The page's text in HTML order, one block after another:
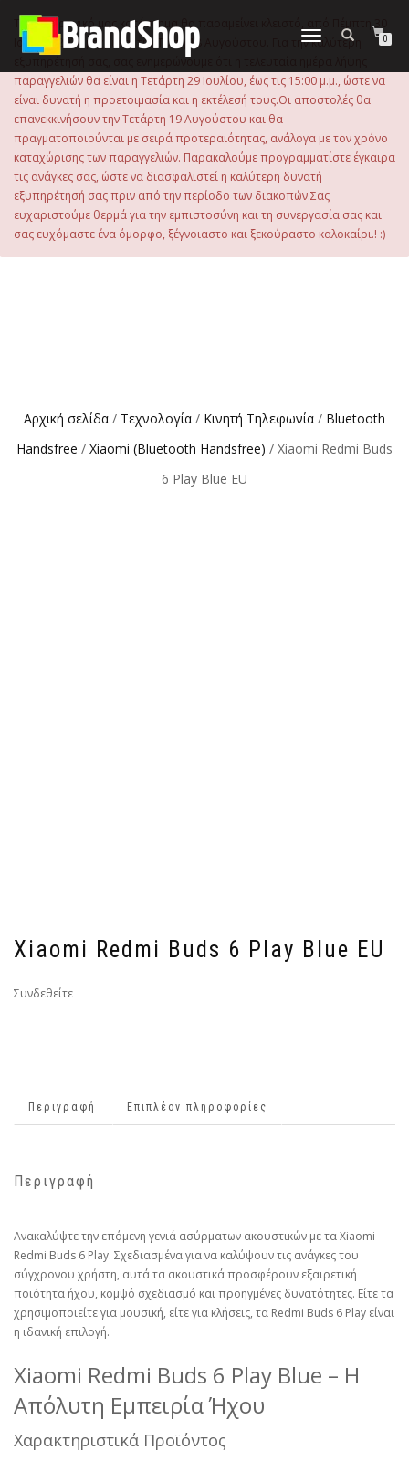
περιεχόμενο
Εναλλαγή
0
Το ηλεκτρονικό μας κατάστημα θα παραμείνει κλειστό, από Πέμπτη 30
Ιουλίου 2026 μέχρι και την Τρίτη 18 Αυγούστου. Για την καλύτερη
εξυπηρέτησή σας, σας ενημερώνουμε ότι η τελευταία ημέρα λήψης
παραγγελιών θα είναι η Τετάρτη 29 Ιουλίου, έως τις 15:00 μ.μ., ώστε να
είναι δυνατή η προετοιμασία και η εκτέλεσή τους.Οι αποστολές θα
επανεκκινήσουν την Τετάρτη 19 Αυγούστου και θα
πραγματοποιούνται με σειρά προτεραιότητας, ανάλογα με τον χρόνο
καταχώρισης των παραγγελιών. Παρακαλούμε προγραμματίστε έγκαιρα
τις ανάγκες σας, ώστε να διασφαλιστεί η καλύτερη δυνατή
εξυπηρέτησή σας πριν από την περίοδο των διακοπών.Σας
ευχαριστούμε θερμά για την εμπιστοσύνη και τη συνεργασία σας και
σας ευχόμαστε ένα όμορφο, ξέγνοιαστο και ξεκούραστο καλοκαίρι.! :)
Αρχική σελίδα / Τεχνολογία / Κινητή Τηλεφωνία / Bluetooth
Handsfree / Xiaomi (Bluetooth Handsfree) / Xiaomi Redmi Buds
6 Play Blue EU
Xiaomi Redmi Buds 6 Play Blue EU
Συνδεθείτε
Περιγραφή Επιπλέον πληροφορίες
Περιγραφή
Ανακαλύψτε την επόμενη γενιά ασύρματων ακουστικών με τα Xiaomi
Redmi Buds 6 Play. Σχεδιασμένα για να καλύψουν τις ανάγκες του
σύγχρονου χρήστη, αυτά τα ακουστικά προσφέρουν εξαιρετική
ποιότητα ήχου, κομψό σχεδιασμό και προηγμένες δυνατότητες. Είτε τα
χρησιμοποιείτε για μουσική, είτε για κλήσεις, τα Redmi Buds 6 Play είναι
η ιδανική επιλογή.
Xiaomi Redmi Buds 6 Play Blue – Η
Απόλυτη Εμπειρία Ήχου
Χαρακτηριστικά Προϊόντος